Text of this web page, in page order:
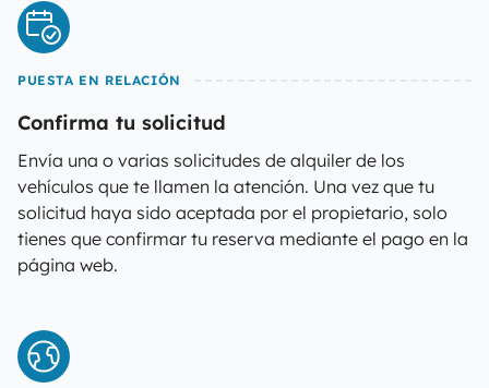
PUESTA EN RELACIÓN
Confirma tu solicitud
Envía una o varias solicitudes de alquiler de los
vehículos que te llamen la atención. Una vez que tu
solicitud haya sido aceptada por el propietario, solo
tienes que confirmar tu reserva mediante el pago en la
página web.